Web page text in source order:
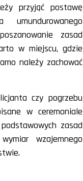
przyjąć postawę
zasad
w miejscu, gdzie
należy zachować
czy pogrzebu
w ceremoniale
zasad
wzajemnego